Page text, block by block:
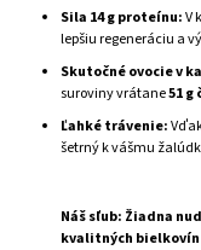
Sila 14 g proteínu:V
lepšiu regeneráciu a
Skutočné ovocie v
suroviny vrátane51 g
Ľahké trávenie:
šetrný k vášmu
Náš sľub: Žiadna
kvalitných